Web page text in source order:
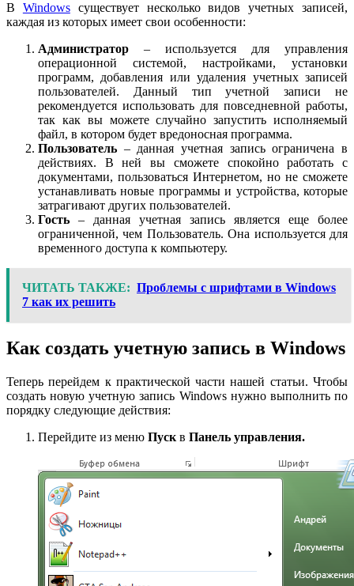
В Windowsсуществует несколько видов учетных записей,
каждая из которых имеет свои особенности:
Администратор – используется для управления
операционной системой, настройками, установки
программ, добавления или удаления учетных записей
пользователей. Данный тип учетной записи не
рекомендуется использовать для повседневной работы,
так как вы можете случайно запустить исполняемый
файл, в котором будет вредоносная программа.
Пользователь – данная учетная запись ограничена в
действиях. В ней вы сможете спокойно работать с
документами, пользоваться Интернетом, но не сможете
устанавливать новые программы и устройства, которые
затрагивают других пользователей.
Гость – данная учетная запись является еще более
ограниченной, чем Пользователь. Она используется для
временного доступа к компьютеру.
ЧИТАТЬ ТАКЖЕ: Проблемы с шрифтами в Windows
7 как их решить
Как создать учетную запись в Windows
Теперь перейдем к практической части нашей статьи. Чтобы
создать новую учетную запись Windows нужно выполнить по
порядку следующие действия:
Перейдите из меню Пуск в Панель управления.